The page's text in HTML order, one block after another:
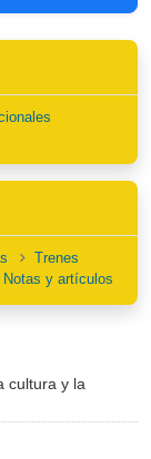
Trenes
Notas y artículos
cultura y la